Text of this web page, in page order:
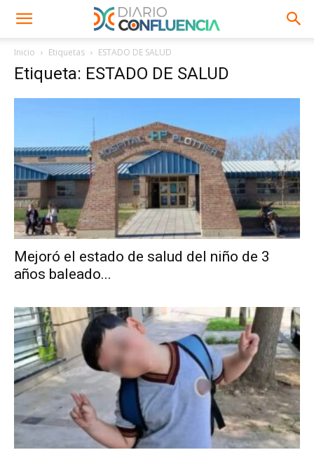
Inicio Etiquetas ESTADO DE SALUD
Etiqueta: ESTADO DE SALUD
Mejoró el estado de salud del niño de 3
años baleado...